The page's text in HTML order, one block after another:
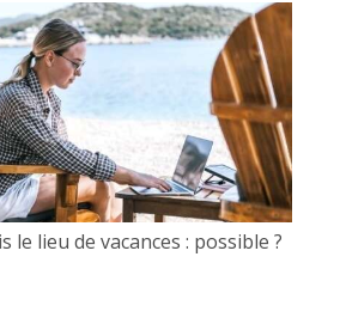
le lieu de vacances : possible ?